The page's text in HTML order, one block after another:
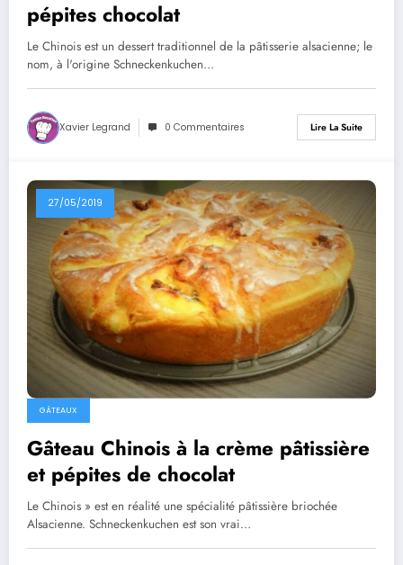
pépites chocolat
Le Chinois est un dessert traditionnel de la pâtisserie alsacienne; le
nom, à l'origine Schneckenkuchen…
Xavier Legrand 0 Commentaires Lire La Suite
27/05/2019
GÂTEAUX
Gâteau Chinois à la crème pâtissière
et pépites de chocolat
Le Chinois » est en réalité une spécialité pâtissière briochée
Alsacienne. Schneckenkuchen est son vrai…